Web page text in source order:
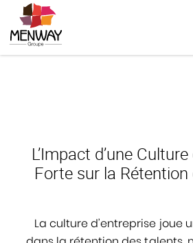
L’Impact d’une
Forte sur la
La culture d’entreprise joue